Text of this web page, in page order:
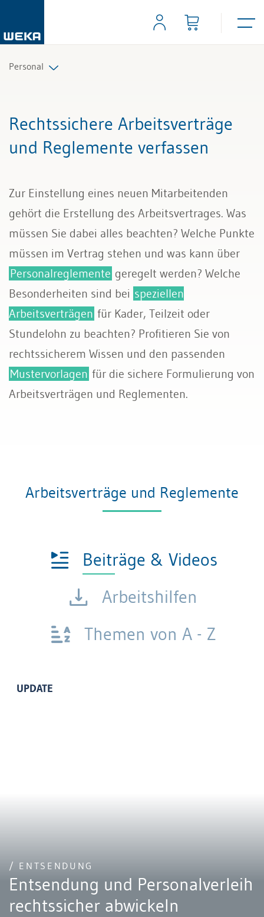
Personal
Arbeitsverträge und Reglemente
Lohn und Gehalt
Personalführung und Personalentwicklung
Kündigung & Arbeitszeugnis
Sozialversicherungen
Rechtssichere Arbeitsverträge
und Reglemente verfassen
Zur Einstellung eines neuen Mitarbeitenden
gehört die Erstellung des Arbeitsvertrages. Was
müssen Sie dabei alles beachten? Welche Punkte
müssen im Vertrag stehen und was kann über
Personalreglemente geregelt werden? Welche
Besonderheiten sind bei speziellen
Arbeitsverträgen für Kader, Teilzeit oder
Stundelohn zu beachten? Profitieren Sie von
rechtssicherem Wissen und den passenden
Mustervorlagen für die sichere Formulierung von
Arbeitsverträgen und Reglementen.
Arbeitsverträge und Reglemente
Beiträge & Videos
Arbeitshilfen
Themen von A - Z
UPDATE
/ ENTSENDUNG
Entsendung und Personalverleih
rechtssicher abwickeln